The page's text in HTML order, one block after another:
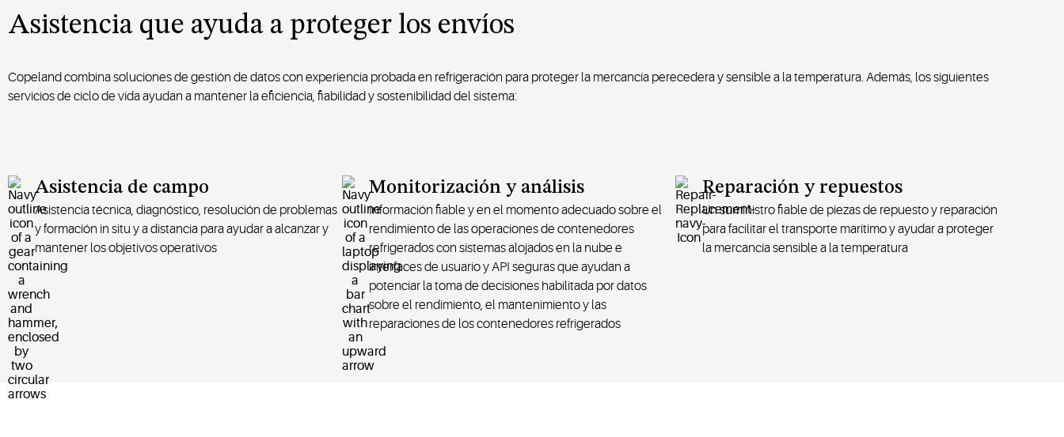
Asistencia que ayuda a proteger los envíos
Copeland combina soluciones de gestión de datos con experiencia probada en refrigeración para proteger la mercancía perecedera y sensible a la temperatura. Además, los siguientes
servicios de ciclo de vida ayudan a mantener la eficiencia, fiabilidad y sostenibilidad del sistema:
Asistencia de campo
Asistencia técnica, diagnóstico, resolución de problemas
y formación in situ y a distancia para ayudar a alcanzar y
mantener los objetivos operativos
Monitorización y análisis
Información fiable y en el momento adecuado sobre el
rendimiento de las operaciones de contenedores
refrigerados con sistemas alojados en la nube e
interfaces de usuario y API seguras que ayudan a
potenciar la toma de decisiones habilitada por datos
sobre el rendimiento, el mantenimiento y las
reparaciones de los contenedores refrigerados
Reparación y repuestos
Un suministro fiable de piezas de repuesto y reparación
para facilitar el transporte marítimo y ayudar a proteger
la mercancía sensible a la temperatura